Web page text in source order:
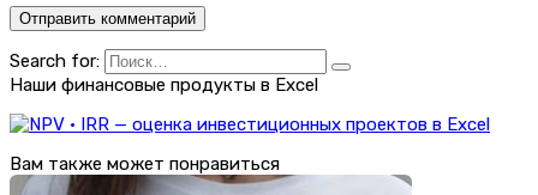
Search for:
Наши финансовые продукты в Excel
Вам также может понравиться